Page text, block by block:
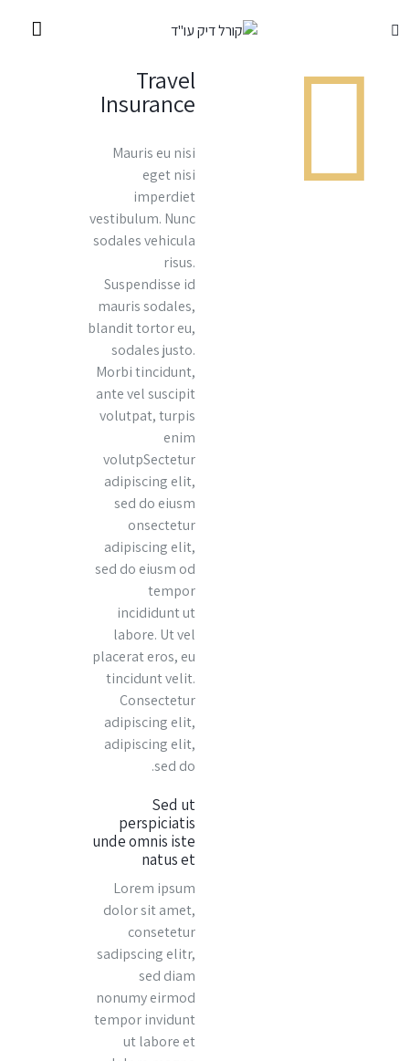
Travel
Insurance
Mauris eu nisi
eget nisi
imperdiet
vestibulum. Nunc
sodales vehicula
risus.
Suspendisse id
mauris sodales,
blandit tortor eu,
sodales justo.
Morbi tincidunt,
ante vel suscipit
volutpat, turpis
enim
volutpSectetur
adipiscing elit,
sed do eiusm
onsectetur
adipiscing elit,
sed do eiusm od
tempor
incididunt ut
labore. Ut vel
placerat eros, eu
tincidunt velit.
Consectetur
adipiscing elit,
adipiscing elit,
sed do.
Sed ut
perspiciatis
unde omnis iste
natus et
Lorem ipsum
dolor sit amet,
consetetur
sadipscing elitr,
sed diam
nonumy eirmod
tempor invidunt
ut labore et